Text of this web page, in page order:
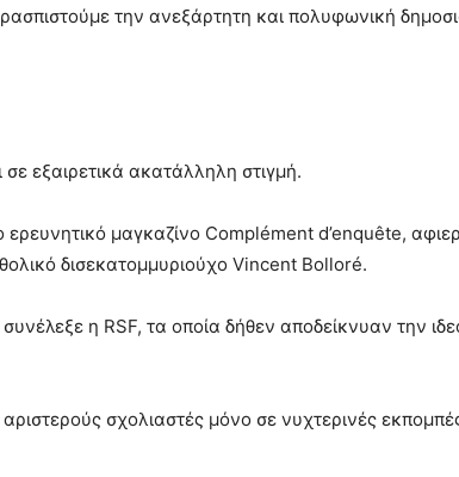
την ανεξάρτητη και πολυφωνική
εξαιρετικά ακατάλληλη στιγμή.
ερευνητικό μαγκαζίνο Complément d’enquête,
δισεκατομμυριούχο Vincent Bolloré.
η RSF, τα οποία δήθεν αποδείκνυαν την
σχολιαστές μόνο σε νυχτερινές